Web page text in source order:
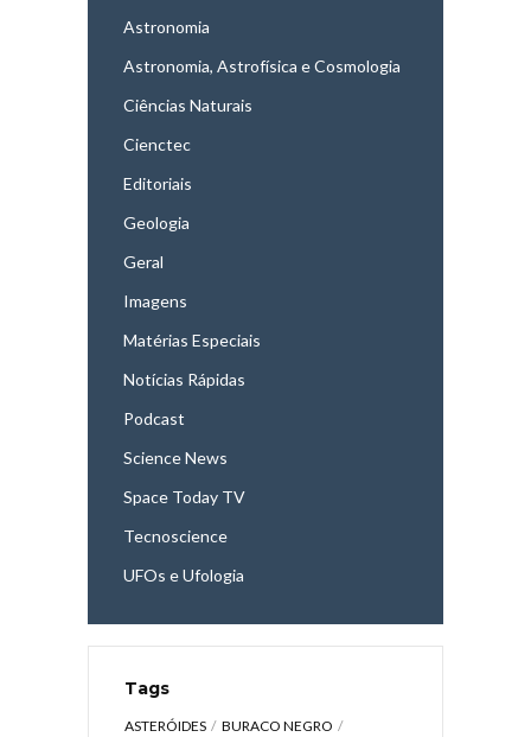
Astronomia
Astronomia, Astrofísica e Cosmologia
Ciências Naturais
Cienctec
Editoriais
Geologia
Geral
Imagens
Matérias Especiais
Notícias Rápidas
Podcast
Science News
Space Today TV
Tecnoscience
UFOs e Ufologia
Tags
ASTERÓIDES
BURACO NEGRO